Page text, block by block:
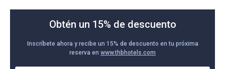
Obtén un 15% de descuento
Inscríbete ahora y recibe un 15% de descuento en tu próxima
reserva en www.thbhotels.com